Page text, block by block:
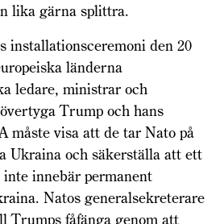
lika gärna splittra.
installationsceremoni den 20
länderna
ledare, ministrar och
Trump och hans
måste visa att de tar Nato på
Ukraina och säkerställa att ett
innebär permanent
Natos generalsekreterare
Trumps fåfänga genom att